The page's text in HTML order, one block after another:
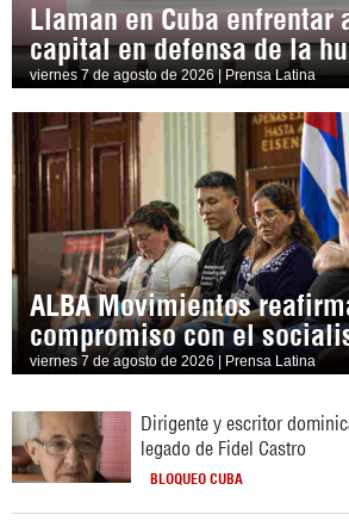
Llaman en Cuba enfrentar
capital en defensa de la
viernes 7 de agosto de 2026 | Prensa Latina
ALBA Movimientos
compromiso con el
viernes 7 de agosto de 2026 | Prensa Latina
Dirigente y escritor
legado de Fidel Castro
BLOQUEO CUBA